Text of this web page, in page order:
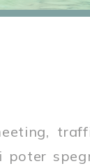
poter